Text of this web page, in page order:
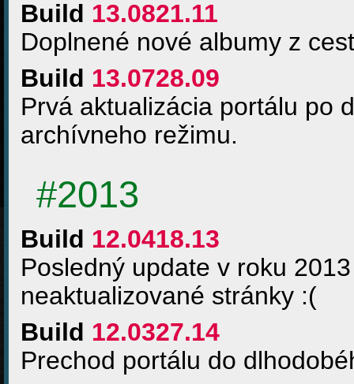
Build 13.0821.11
Doplnené nové albumy z
Build 13.0728.09
Prvá aktualizácia portálu po
archívneho režimu.
#2013
Build 12.0418.13
Posledný update v roku
neaktualizované stránky :(
Build 12.0327.14
Prechod portálu do